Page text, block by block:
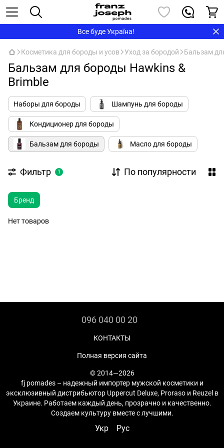
Все буде Україна!
Косметика для бороды и усов Уход за бородой Бальзам
Бальзам для бороды Hawkins &
Brimble
Наборы для бороды Шампунь для бороды
Кондиционер для бороды
Бальзам для бороды Масло для бороды
Фильтр 1 По популярности
Бренд
Нет товаров
096 040 00 20
КОНТАКТЫ
Полная версия сайта
© 2014—2026
fj pomades – надежный импортер мужской косметики и
эксклюзивный дистрибьютор Uppercut Deluxe, Proraso и Reuzel в
Украине. Работаем каждый день, прозрачно и качественно.
Создаем культуру вместе с лучшими.
Укр Рус